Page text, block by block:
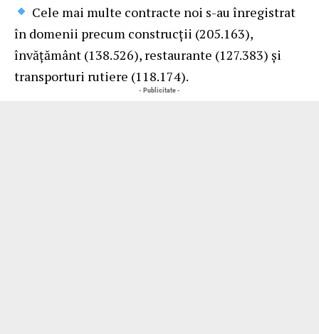
Cele mai multe contracte noi s-au înregistrat
în domenii precum construcții (205.163),
învățământ (138.526), restaurante (127.383) și
transporturi rutiere (118.174).
- Publicitate -